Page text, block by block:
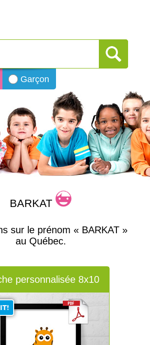
Garçon
BARKAT
sur le prénom « BARKAT »
au Québec.
personnalisée 8x10